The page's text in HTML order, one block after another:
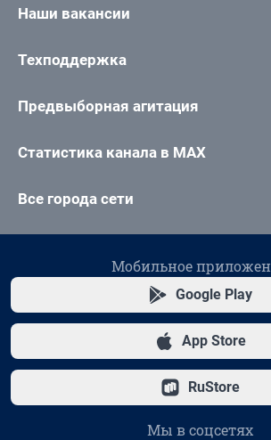
Наши вакансии
Техподдержка
Предвыборная агитация
Статистика канала в MAX
Все города сети
Мобильное
Google Play
App Store
RuStore
Мы в соцсетях